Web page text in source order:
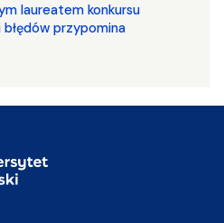
laureatem konkursu
błędów przypomina